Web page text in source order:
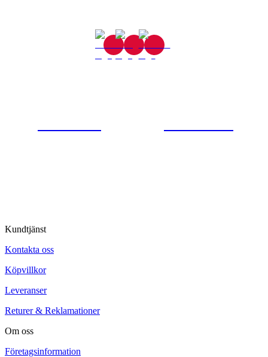
Kundtjänst
Kontakta oss
Köpvillkor
Leveranser
Returer & Reklamationer
Om oss
Företagsinformation